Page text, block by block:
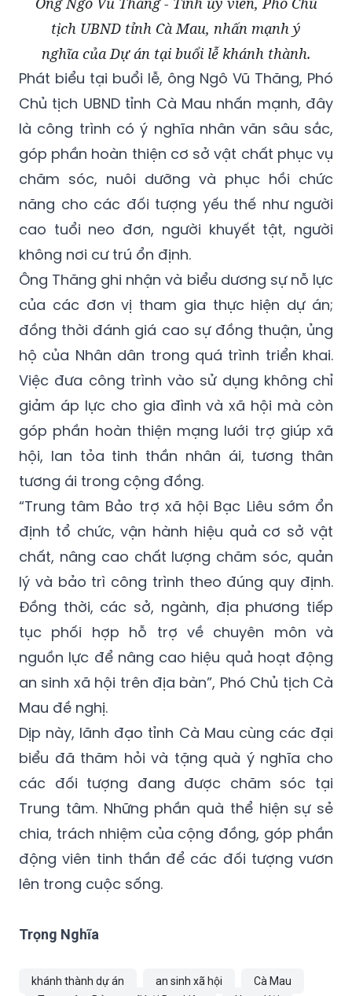
tịch UBND tỉnh Cà Mau, nhấn mạnh ý
nghĩa của Dự án tại buổi lễ khánh thành.
Phát biểu tại buổi lễ, ông Ngô Vũ Thăng, Phó
Chủ tịch UBND tỉnh Cà Mau nhấn mạnh, đây
là công trình có ý nghĩa nhân văn sâu sắc,
góp phần hoàn thiện cơ sở vật chất phục vụ
chăm sóc, nuôi dưỡng và phục hồi chức
năng cho các đối tượng yếu thế như người
cao tuổi neo đơn, người khuyết tật, người
không nơi cư trú ổn định.
Ông Thăng ghi nhận và biểu dương sự nỗ lực
của các đơn vị tham gia thực hiện dự án;
đồng thời đánh giá cao sự đồng thuận, ủng
hộ của Nhân dân trong quá trình triển khai.
Việc đưa công trình vào sử dụng không chỉ
giảm áp lực cho gia đình và xã hội mà còn
góp phần hoàn thiện mạng lưới trợ giúp xã
hội, lan tỏa tinh thần nhân ái, tương thân
tương ái trong cộng đồng.
“Trung tâm Bảo trợ xã hội Bạc Liêu sớm ổn
định tổ chức, vận hành hiệu quả cơ sở vật
chất, nâng cao chất lượng chăm sóc, quản
lý và bảo trì công trình theo đúng quy định.
Đồng thời, các sở, ngành, địa phương tiếp
tục phối hợp hỗ trợ về chuyên môn và
nguồn lực để nâng cao hiệu quả hoạt động
an sinh xã hội trên địa bàn”, Phó Chủ tịch Cà
Mau đề nghị.
Dịp này, lãnh đạo tỉnh Cà Mau cùng các đại
biểu đã thăm hỏi và tặng quà ý nghĩa cho
các đối tượng đang được chăm sóc tại
Trung tâm. Những phần quà thể hiện sự sẻ
chia, trách nhiệm của cộng đồng, góp phần
động viên tinh thần để các đối tượng vươn
lên trong cuộc sống.
Trọng Nghĩa
khánh thành dự án an sinh xã hội
Cà Mau